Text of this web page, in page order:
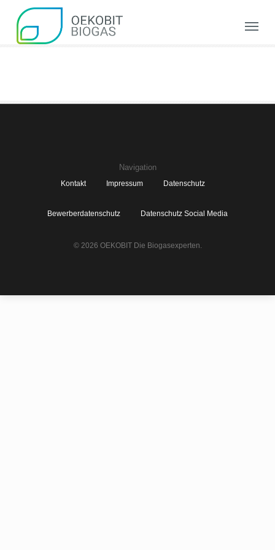
main
content
Menu
Navigation
Kontakt Impressum Datenschutz
Bewerberdatenschutz Datenschutz Social Media
© 2026 OEKOBIT Die Biogasexperten.